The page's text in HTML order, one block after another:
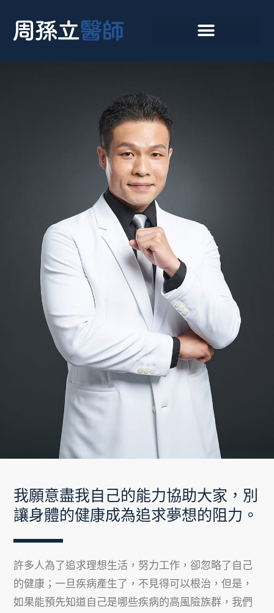
薦
周孫立醫師
別讓健康成為
我願意盡我自己的能力協助大家，別
讓身體的健康成為追求夢想的阻力。
許多人為了追求理想生活，努力工作，卻忽略了自己
的健康；一旦疾病產生了，不見得可以根治，但是，
如果能預先知道自己是哪些疾病的高風險族群，我們